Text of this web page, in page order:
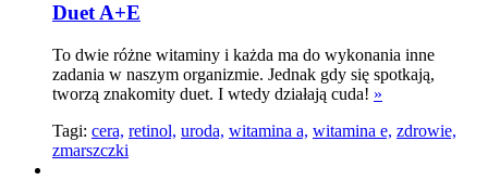
Duet A+E
To dwie różne witaminy i każda ma do wykonania inne
zadania w naszym organizmie. Jednak gdy się spotkają,
tworzą znakomity duet. I wtedy działają cuda! »
Tagi: cera, retinol, uroda, witamina a, witamina e, zdrowie,
zmarszczki